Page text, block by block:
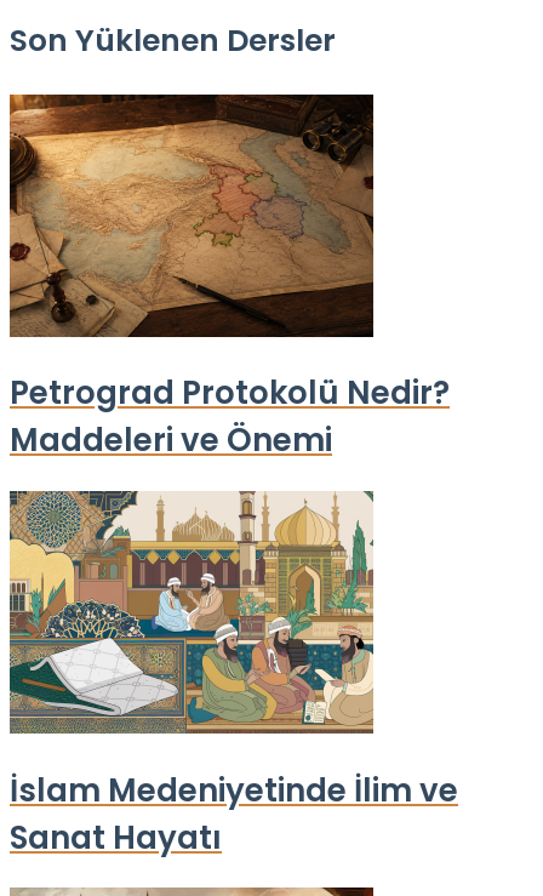
Son Yüklenen Dersler
Petrograd Protokolü Nedir?
Maddeleri ve Önemi
İslam Medeniyetinde İlim ve
Sanat Hayatı